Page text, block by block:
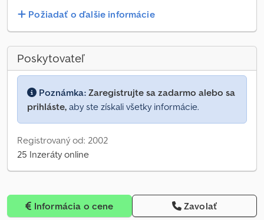
Požiadať o ďalšie informácie
Poskytovateľ
Poznámka: Zaregistrujte sa zadarmo alebo sa
prihláste, aby ste získali všetky informácie.
Registrovaný od: 2002
25 Inzeráty online
Informácia o cene Zavolať